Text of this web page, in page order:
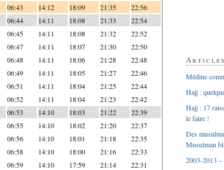
06:43 14:12 18:09 21:35 22:56
06:44 14:11 18:08 21:33 22:54
06:45 14:11 18:08 21:32 22:52
06:47 14:11 18:07 21:30 22:50
06:48 14:11 18:06 21:28 22:48
06:49 14:11 18:05 21:27 22:46
06:51 14:11 18:04 21:25 22:44
06:52 14:11 18:04 21:23 22:42
06:53 14:10 18:03 21:22 22:39
06:55 14:10 18:02 21:20 22:37
06:56 14:10 18:01 21:18 22:35
06:58 14:10 18:00 21:16 22:33
06:59 14:10 17:59 21:14 22:31
Médine
Hajj :
Hajj : 17
le faire !
Des
Musulman
2003-2013 –